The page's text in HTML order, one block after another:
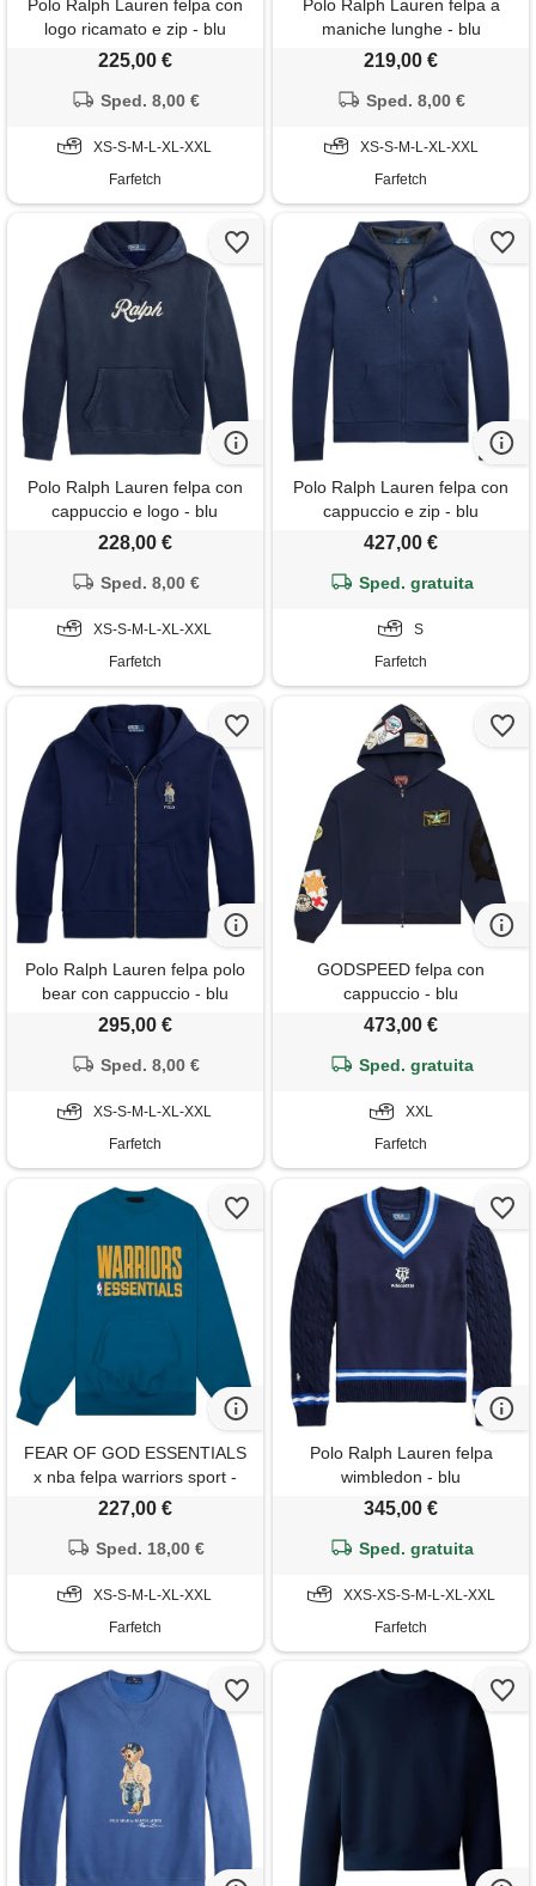
Polo Ralph Lauren felpa con
logo ricamato e zip - blu
225,00 €
Sped. 8,00 €
XS-S-M-L-XL-XXL
Farfetch
Polo Ralph Lauren felpa a
maniche lunghe - blu
219,00 €
Sped. 8,00 €
XS-S-M-L-XL-XXL
Farfetch
Polo Ralph Lauren felpa con
cappuccio e logo - blu
228,00 €
Sped. 8,00 €
XS-S-M-L-XL-XXL
Farfetch
Polo Ralph Lauren felpa con
cappuccio e zip - blu
427,00 €
Sped. gratuita
S
Farfetch
Polo Ralph Lauren felpa polo
bear con cappuccio - blu
295,00 €
Sped. 8,00 €
XS-S-M-L-XL-XXL
Farfetch
GODSPEED felpa con
cappuccio - blu
473,00 €
Sped. gratuita
XXL
Farfetch
FEAR OF GOD ESSENTIALS
x nba felpa warriors sport -
blu
227,00 €
Sped. 18,00 €
XS-S-M-L-XL-XXL
Farfetch
Polo Ralph Lauren felpa
wimbledon - blu
345,00 €
Sped. gratuita
XXS-XS-S-M-L-XL-XXL
Farfetch